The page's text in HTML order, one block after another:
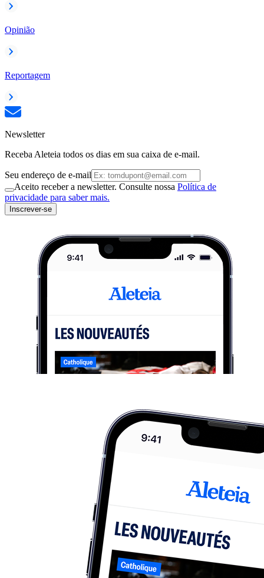
Opinião
Reportagem
Newsletter
Receba Aleteia todos os dias em sua caixa de e-mail.
Seu endereço de e-mail
Aceito receber a newsletter. Consulte nossa Política de
privacidade para saber mais.
Inscrever-se